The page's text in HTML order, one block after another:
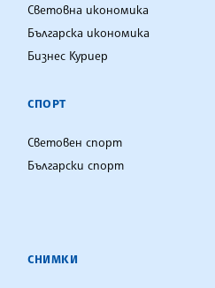
Световна икономика
Българска икономика
Бизнес Куриер
СПОРТ
Световен спорт
Български спорт
СНИМКИ